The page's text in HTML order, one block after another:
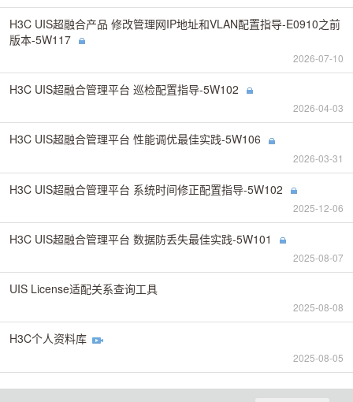
H3C UIS超融合产品 修改管理网IP地址和VLAN配置指导-E0910之前
版本-5W117
2026-07-10
H3C UIS超融合管理平台 巡检配置指导-5W102
2026-04-03
H3C UIS超融合管理平台 性能调优最佳实践-5W106
2026-03-31
H3C UIS超融合管理平台 系统时间修正配置指导-5W102
2025-12-06
H3C UIS超融合管理平台 数据防丢失最佳实践-5W101
2025-08-07
UIS License适配关系查询工具
2025-08-08
H3C个人资料库
2025-08-05